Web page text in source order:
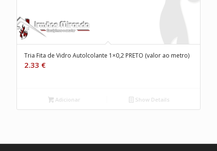
Tria Fita de Vidro Autolcolante 1×0,2 PRETO (valor ao metro)
2.33 €
Adicionar Show Details